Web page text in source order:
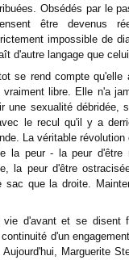
Obsédés par le
être devenus
impossible de
d'autre langage que
se rend compte qu'elle
libre. Elle n'a
une sexualité débridée,
le recul qu'il y a
La véritable
la peur - la peur d'être
la peur d'être
que la droite.
vie d'avant et se disent
d'un
Marguerite